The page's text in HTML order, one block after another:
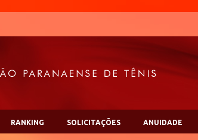
RANKING SOLICITAÇÕES ANUIDADE